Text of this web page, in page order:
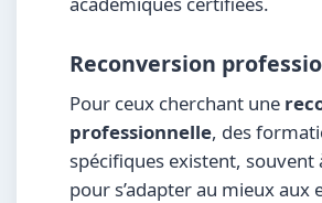
Reconversion
Pour ceux cherchant une
professionnelle, des
spécifiques existent, souvent
pour s’adapter au mieux aux